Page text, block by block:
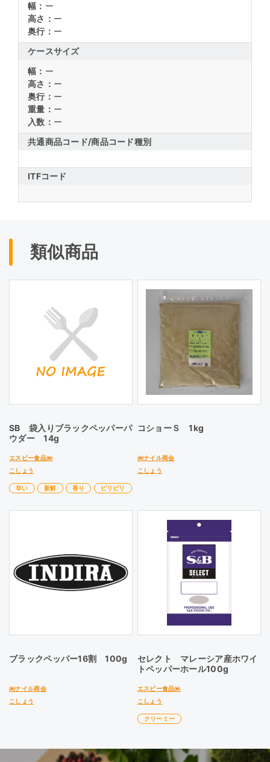
幅： ー
高さ： ー
奥行： ー
ケースサイズ
幅： ー
高さ： ー
奥行： ー
重量： ー
入数： ー
共通商品コード/商品コード種別
ITFコード
類似商品
SB 袋入りブラックペッパーパ
ウダー 14g
エスビー食品㈱
こしょう
辛い 新鮮 香り ピリピリ
コショーＳ 1kg
㈱ナイル商会
こしょう
ブラックペッパー16割 100g
㈱ナイル商会
こしょう
セレクト マレーシア産ホワイ
トペッパーホール100g
エスビー食品㈱
こしょう
クリーミー